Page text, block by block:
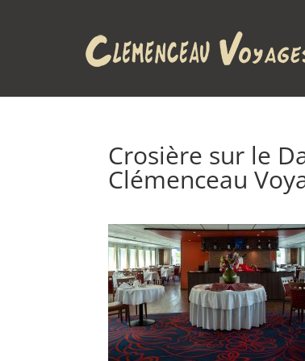
Crosière sur le
Clémenceau